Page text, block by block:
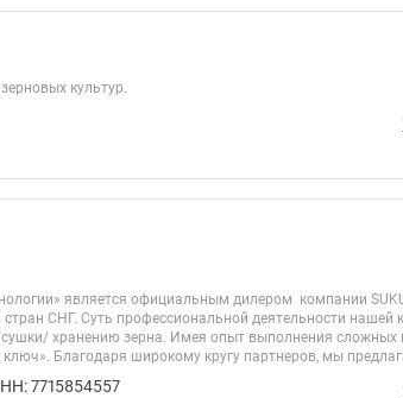
культур.
является официальным дилером компании
СНГ. Суть профессиональной деятельности
сушки/ хранению зерна. Имея опыт выполнения
Благодаря широкому кругу партнеров, мы
7715854557